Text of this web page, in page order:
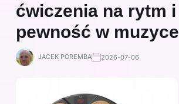
ćwiczenia na rytm i
pewność w muzyce
JACEK POREMBA 2026-07-06